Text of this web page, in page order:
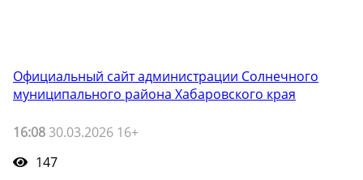
Официальный сайт администрации Солнечного
муниципального района Хабаровского края
16:08 30.03.2026 16+
147